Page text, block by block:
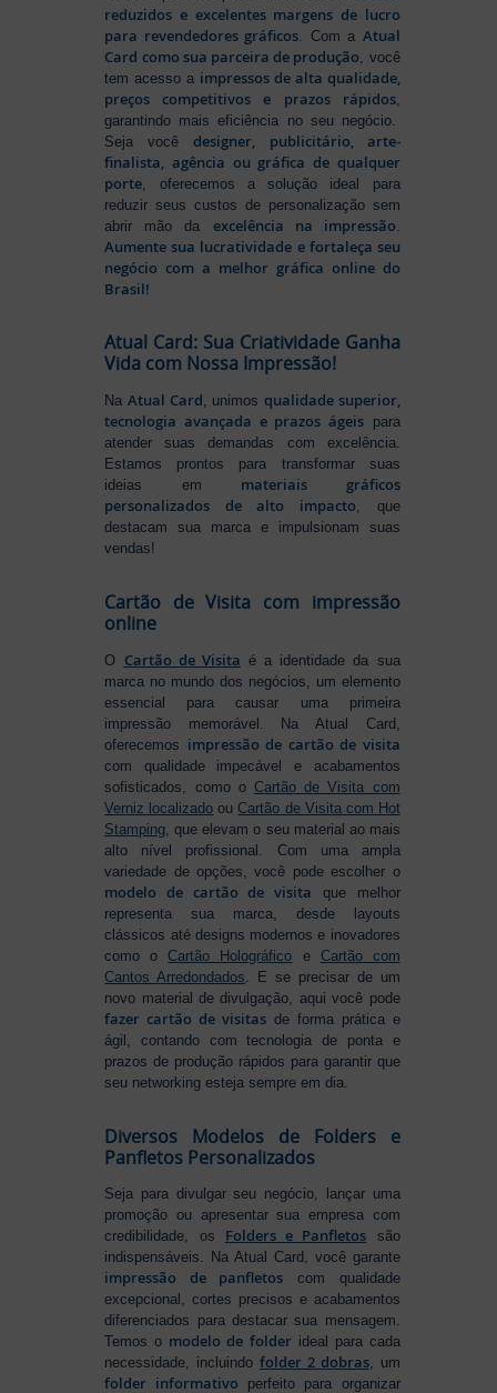
reduzidos e excelentes margens de lucro
para revendedores gráficos . Com a Atual
Card como sua parceira de produção , você
tem acesso a impressos de alta qualidade,
preços competitivos e prazos rápidos,
garantindo mais eficiência no seu negócio.
Seja vocêdesigner, publicitário, arte-
finalista, agência ou gráfica de qualquer
porte , oferecemos a solução ideal para
reduzir seus custos de personalização sem
abrir mão da excelência na impressão
Aumente sua lucratividade e fortaleça seu
negócio com a melhor gráfica online do
Brasil!
Atual Card: Sua Criatividade Ganha
Vida com Nossa Impressão!
Na Atual Card, unimos qualidade superior,
tecnologia avançada e prazos ágeispara
atender suas demandas com excelência.
Estamos prontos para transformar suas
ideias em materiais gráficos
personalizados de alto impacto, que
destacam sua marca e impulsionam suas
vendas!
Cartão de Visita com impressão
online
O Cartão de Visita é a identidade da sua
marca no mundo dos negócios, um elemento
essencial para causar uma primeira
impressão memorável. Na Atual Card,
oferecemos impressão de cartão de visita
com qualidade impecável e acabamentos
sofisticados, como o Cartão de Visita com
Verniz localizado ouCartão de Visita com Hot
Stamping , que elevam o seu material ao mais
alto nível profissional. Com uma ampla
variedade de opções, você pode escolher o
modelo de cartão de visita que melhor
representa sua marca, desde layouts
clássicos até designs modernos e inovadores
como oCartão Holográfico e Cartão com
Cantos Arredondados . E se precisar de um
novo material de divulgação, aqui você pode
fazer cartão de visitas de forma prática e
ágil, contando com tecnologia de ponta e
prazos de produção rápidos para garantir que
seu networking esteja sempre em dia.
Diversos Modelos de Folders e
Panfletos Personalizados
Seja para divulgar seu negócio, lançar uma
promoção ou apresentar sua empresa com
credibilidade, os Folders e Panfletos são
indispensáveis. Na Atual Card, você garante
impressão de panfletos com qualidade
excepcional, cortes precisos e acabamentos
diferenciados para destacar sua mensagem.
Temos o modelo de folder ideal para cada
necessidade, incluindofolder 2 dobras, um
folder informativo perfeito para organizar